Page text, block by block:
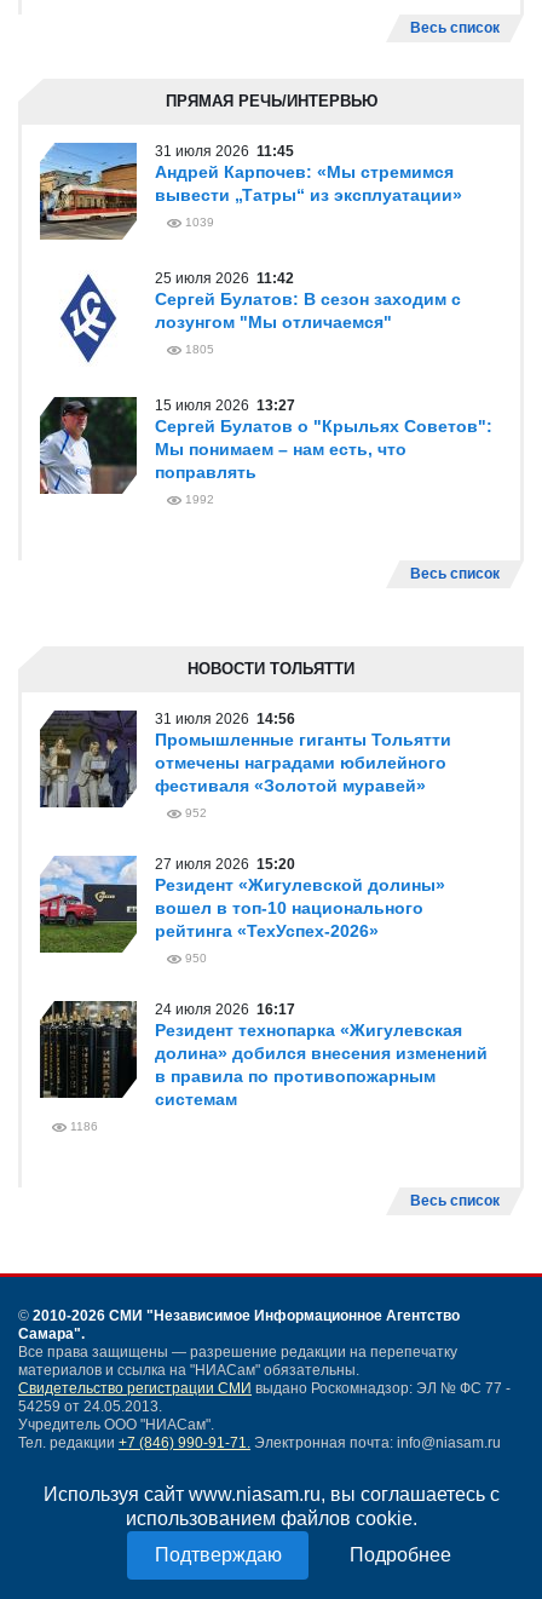
Используя сайт www.niasam.ru, вы соглашаетесь с
использованием файлов cookie.
Подробнее
Весь список
ПРЯМАЯ РЕЧЬ/ИНТЕРВЬЮ
31 июля 2026 11:45
Андрей Карпочев: «Мы стремимся
вывести „Татры“ из эксплуатации»
1039
25 июля 2026 11:42
Сергей Булатов: В сезон заходим с
лозунгом "Мы отличаемся"
1805
15 июля 2026 13:27
Сергей Булатов о "Крыльях Советов":
Мы понимаем – нам есть, что
поправлять
1992
Весь список
НОВОСТИ ТОЛЬЯТТИ
31 июля 2026 14:56
Промышленные гиганты Тольятти
отмечены наградами юбилейного
фестиваля «Золотой муравей»
952
27 июля 2026 15:20
Резидент «Жигулевской долины»
вошел в топ-10 национального
рейтинга «ТехУспех-2026»
950
24 июля 2026 16:17
Резидент технопарка «Жигулевская
долина» добился внесения изменений
в правила по противопожарным
системам
1186
Весь список
© 2010-2026 СМИ "Независимое Информационное Агентство
Самара".
Все права защищены — разрешение редакции на перепечатку
материалов и ссылка на "НИАСам" обязательны.
Свидетельство регистрации СМИ выдано Роскомнадзор: ЭЛ № ФС 77 -
54259 от 24.05.2013.
Учредитель ООО "НИАСам".
Тел. редакции +7 (846) 990-91-71. Электронная почта: info@niasam.ru
Карта сайта
Нашли ошибку?
Политика конфиденциальности
Согласие на обработку персональных данных